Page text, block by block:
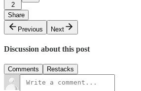
2
Share
Previous
Next
Discussion about this post
Comments Restacks